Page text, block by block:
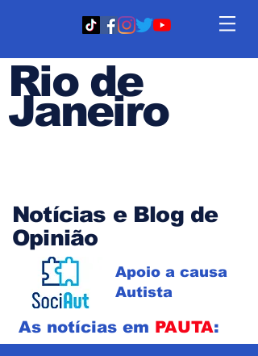
Rio de
Janeiro
Notícias e Blog de
Opinião
Apoio a causa
Autista
As notícias em PAUTA: